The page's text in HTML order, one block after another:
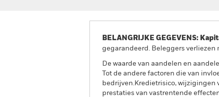
BELANGRIJKE GEGEVENS:
gegarandeerd. Beleggers
De waarde van aandelen en
Tot de andere factoren die van
bedrijven.Kredietrisico,
prestaties van vastrentende